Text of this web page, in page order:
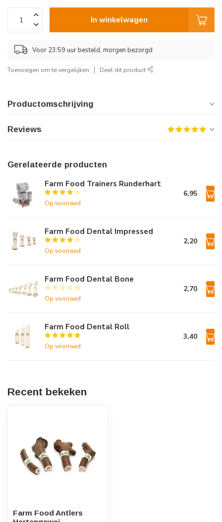
In winkelwagen
Voor 23:59 uur besteld, morgen bezorgd
Toevoegen om te vergelijken Deel dit product
Productomschrijving
Reviews
Gerelateerde producten
Farm Food Trainers Runderhart
Op voorraad
6,95
Farm Food Dental Impressed
Op voorraad
2,20
Farm Food Dental Bone
Op voorraad
2,70
Farm Food Dental Roll
Op voorraad
3,40
Recent bekeken
Farm Food Antlers